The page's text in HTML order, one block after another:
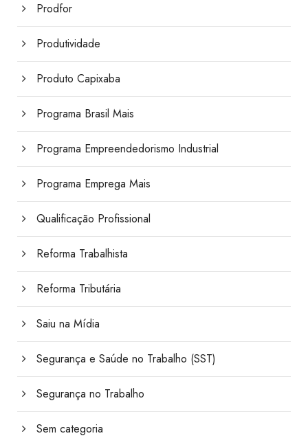
Prodfor
Produtividade
Produto Capixaba
Programa Brasil Mais
Programa Empreendedorismo Industrial
Programa Emprega Mais
Qualificação Profissional
Reforma Trabalhista
Reforma Tributária
Saiu na Mídia
Segurança e Saúde no Trabalho (SST)
Segurança no Trabalho
Sem categoria